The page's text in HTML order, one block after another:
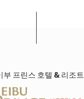
부 프린스 호텔 & 리조트